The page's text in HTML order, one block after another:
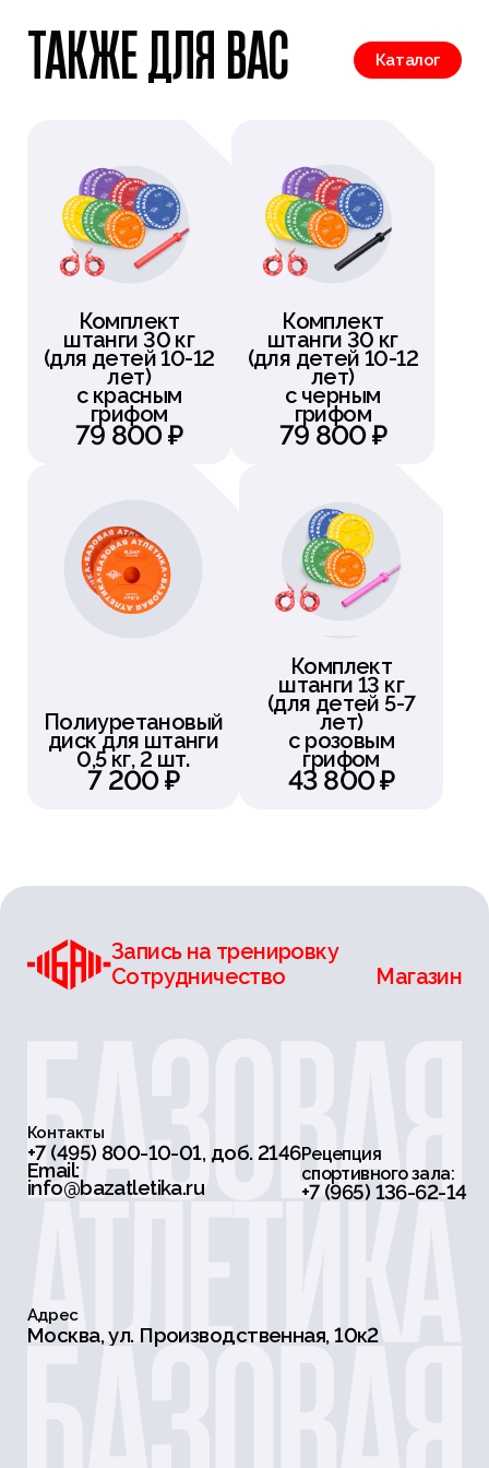
Идеальный инструмент для детей и
новичков при формировании базовых
навыков.
ТАКЖЕ ДЛЯ ВАС Каталог
Комплект
штанги 30 кг
(для детей 10-12
лет)
с красным
грифом
79 800 ₽
Комплект
штанги 30 кг
(для детей 10-12
лет)
с черным
грифом
79 800 ₽
Полиуретановый
диск для штанги
0,5 кг, 2 шт.
7 200 ₽
Комплект
штанги 13 кг
(для детей 5-7
лет)
с розовым
грифом
43 800 ₽
Запись на тренировку
Сотрудничество
Магазин
Контакты
+7 (495) 800-10-01, доб. 2146
Email:
info@bazatletika.ru
Рецепция
спортивного зала:
+7 (965) 136-62-14
Адрес
Москва, ул. Производственная, 10к2